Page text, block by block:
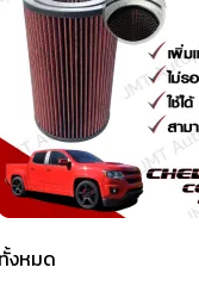
ทั้งหมด